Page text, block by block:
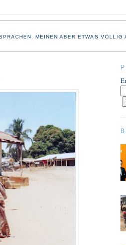
MEINEN ABER ETWAS